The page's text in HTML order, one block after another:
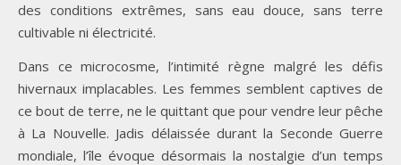
des conditions extrêmes, sans eau douce, sans terre
cultivable ni électricité.
Dans ce microcosme, l’intimité règne malgré les défis
hivernaux implacables. Les femmes semblent captives de
ce bout de terre, ne le quittant que pour vendre leur pêche
à La Nouvelle. Jadis délaissée durant la Seconde Guerre
mondiale, l’île évoque désormais la nostalgie d’un temps